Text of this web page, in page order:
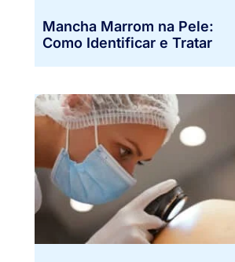
Mancha Marrom na Pele:
Como Identificar e Tratar